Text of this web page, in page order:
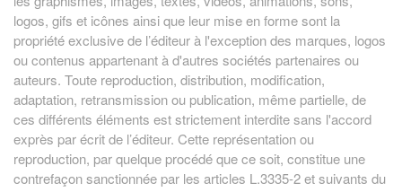
logos, gifs et icônes ainsi que leur mise en forme sont la
propriété exclusive de l’éditeur à l'exception des marques, logos
ou contenus appartenant à d'autres sociétés partenaires ou
auteurs. Toute reproduction, distribution, modification,
adaptation, retransmission ou publication, même partielle, de
ces différents éléments est strictement interdite sans l'accord
exprès par écrit de l’éditeur. Cette représentation ou
reproduction, par quelque procédé que ce soit, constitue une
contrefaçon sanctionnée par les articles L.3335-2 et suivants du